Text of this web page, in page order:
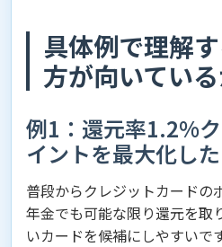
具体例で理解
方が向いている
例1：還元率1.2%
イントを最大化し
普段からクレジットカードの
年金でも可能な限り還元を取
いカードを候補にしやすいです